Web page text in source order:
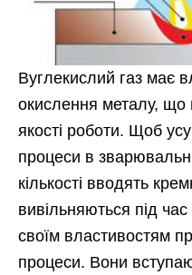
Вуглекислий газ має
окислення металу, що
якості роботи. Щоб
процеси в
кількості вводять
вивільняються під
своїм властивостям
процеси. Вони